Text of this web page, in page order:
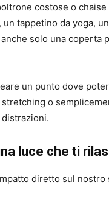
costose o chaise
un tappetino da yoga,
solo una coperta
un punto dove
o
luce che ti
diretto sul nostro